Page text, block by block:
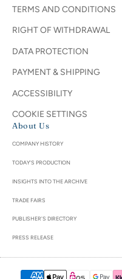
TERMS AND CONDITIONS
RIGHT OF WITHDRAWAL
DATA PROTECTION
PAYMENT & SHIPPING
ACCESSIBILITY
COOKIE SETTINGS
About Us
COMPANY HISTORY
TODAY'S PRODUCTION
INSIGHTS INTO THE ARCHIVE
TRADE FAIRS
PUBLISHER'S DIRECTORY
PRESS RELEASE